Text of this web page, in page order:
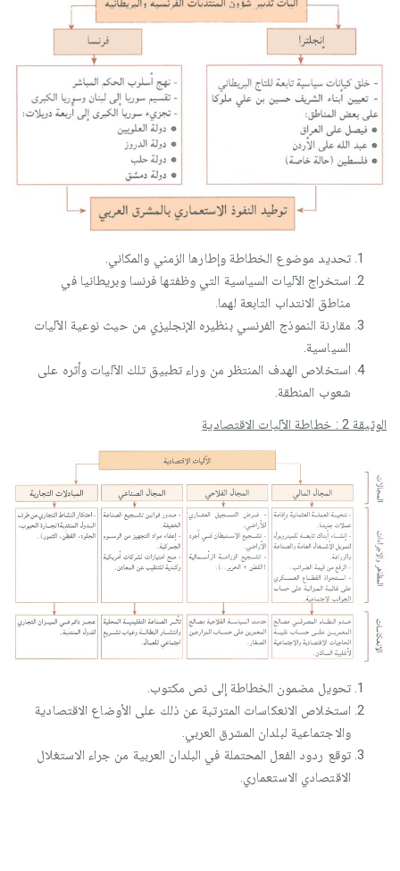
تحديد موضوع الخطاطة وإطارها الزمني والمكاني.
استخراج الآليات السياسية التي وظفتها فرنسا وبريطانيا في
مناطق الانتداب التابعة لهما.
مقارنة النموذج الفرنسي بنظيره الإنجليزي من حيث نوعية الآليات
السياسية.
استخلاص الهدف المنتظر من وراء تطبيق تلك الآليات وأثره على
شعوب المنطقة.
الوثيقة 2 : خطاطة الآليات الاقتصادية
تحويل مضمون الخطاطة إلى نص مكتوب.
استخلاص الانعكاسات المترتبة عن ذلك على الأوضاع الاقتصادية
والاجتماعية لبلدان المشرق العربي.
توقع ردود الفعل المحتملة في البلدان العربية من جراء الاستغلال
الاقتصادي الاستعماري.